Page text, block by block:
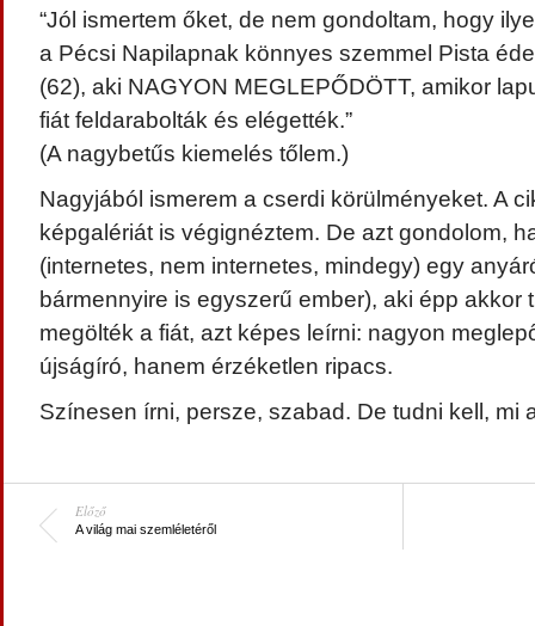
“Jól ismertem őket, de nem gondoltam, hogy
a Pécsi Napilapnak könnyes szemmel Pista
(62), aki NAGYON MEGLEPŐDÖTT, amikor
fiát feldarabolták és elégették.”
(A nagybetűs kiemelés tőlem.)
Nagyjából ismerem a cserdi körülményeket. A
képgalériát is végignéztem. De azt gondolom,
(internetes, nem internetes, mindegy) egy
bármennyire is egyszerű ember), aki épp akkor
megölték a fiát, azt képes leírni: nagyon
újságíró, hanem érzéketlen ripacs.
Színesen írni, persze, szabad. De tudni kell, mi
Előző
A világ mai szemléletéről